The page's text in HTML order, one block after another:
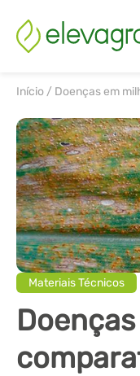
Início / Doenças em
Materiais Técnicos